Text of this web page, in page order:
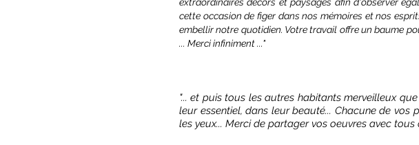
cette occasion de figer dans nos mémoires et nos
embellir notre quotidien. Votre travail offre un baume
... Merci infiniment ..."
"... et puis tous les autres habitants merveilleux
leur essentiel, dans leur beauté... Chacune de vos
les yeux... Merci de partager vos oeuvres avec tous